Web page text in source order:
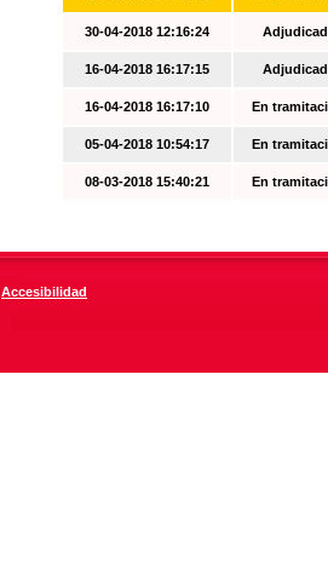
30-04-2018 12:16:24
16-04-2018 16:17:15
16-04-2018 16:17:10 En
05-04-2018 10:54:17 En
08-03-2018 15:40:21 En
Accesibilidad